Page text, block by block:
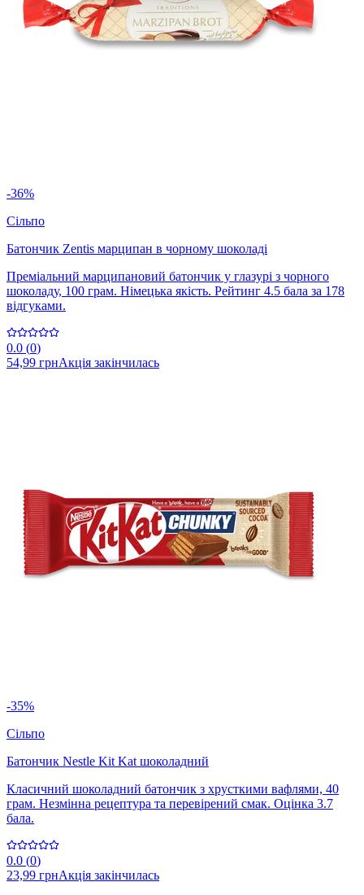
-36%
Сільпо
Батончик Zentis марципан в чорному шоколаді
Преміальний марципановий батончик у глазурі з чорного
шоколаду, 100 грам. Німецька якість. Рейтинг 4.5 бала за 178
відгуками.
0.0 (0)
54,99 грнАкція закінчилась
-35%
Сільпо
Батончик Nestle Kit Kat шоколадний
Класичний шоколадний батончик з хрусткими вафлями, 40
грам. Незмінна рецептура та перевірений смак. Оцінка 3.7
бала.
0.0 (0)
23,99 грнАкція закінчилась